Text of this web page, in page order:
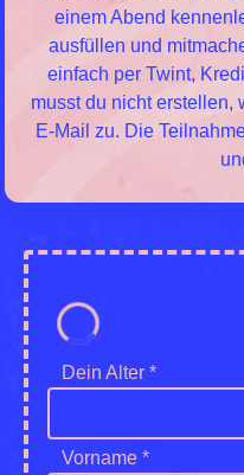
einem Abend
ausfüllen und
einfach per Twint,
musst du nicht erstellen,
E-Mail zu. Die
Dein Alter *
Vorname *